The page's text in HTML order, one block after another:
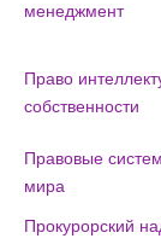
менеджмент
Право
собственности
Правовые
мира
Прокурорский